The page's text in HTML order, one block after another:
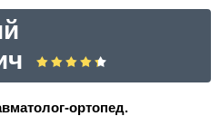
ортопед.